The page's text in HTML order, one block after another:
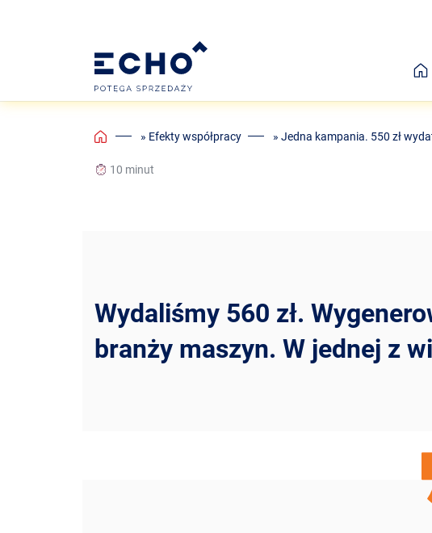
Home » Efekty współpracy » Jedna kampania. 550 zł
10 minut
Wydaliśmy 560 zł.
branży maszyn. W jednej z